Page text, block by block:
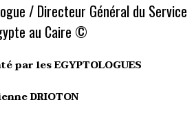
/ Directeur Général du Service
au Caire ©
par les EGYPTOLOGUES
DRIOTON